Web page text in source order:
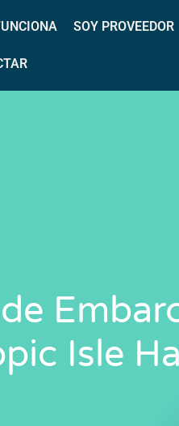
SOY PROVEEDOR
Isle